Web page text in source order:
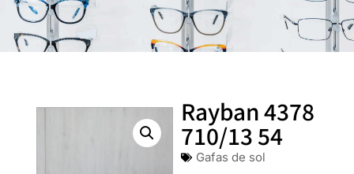
Rayban 4378
710/13 54
Gafas de sol